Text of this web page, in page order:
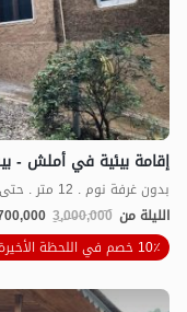
إقامة بيئية في أملش -
بدون غرفة نوم . 12 متر . حتى 4 ضيف
الليلة من 3,000,000
10٪ خصم في اللحظة الأخيرة